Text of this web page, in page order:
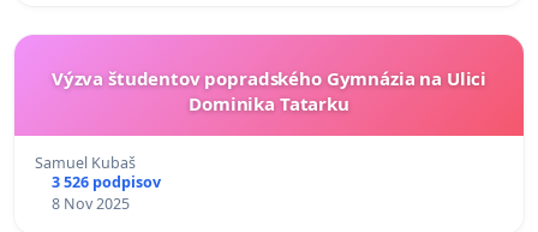
Výzva študentov popradského Gymnázia na Ulici
Dominika Tatarku
Samuel Kubaš
3 526 podpisov
8 Nov 2025